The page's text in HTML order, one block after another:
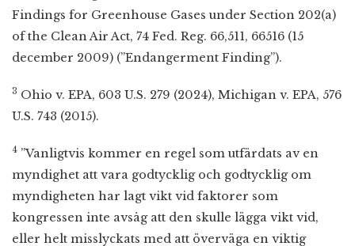
Findings for Greenhouse Gases under Section 202(a)
of the Clean Air Act, 74 Fed. Reg. 66,511, 66516 (15
december 2009) (”Endangerment Finding”).
3 Ohio v. EPA, 603 U.S. 279 (2024), Michigan v. EPA, 576
U.S. 743 (2015).
4 ”Vanligtvis kommer en regel som utfärdats av en
myndighet att vara godtycklig och godtycklig om
myndigheten har lagt vikt vid faktorer som
kongressen inte avsåg att den skulle lägga vikt vid,
eller helt misslyckats med att överväga en viktig